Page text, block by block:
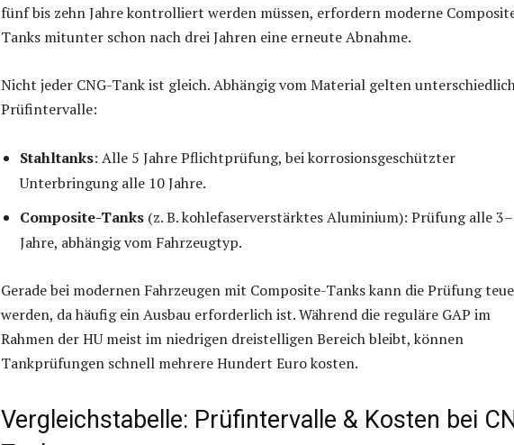
fünf bis zehn Jahre kontrolliert werden müssen, erfordern moderne
Tanks mitunter schon nach drei Jahren eine erneute Abnahme.
Nicht jeder CNG-Tank ist gleich. Abhängig vom Material gelten
Prüfintervalle:
Stahltanks: Alle 5 Jahre Pflichtprüfung, bei korrosionsgeschützter
Unterbringung alle 10 Jahre.
Composite-Tanks (z. B. kohlefaserverstärktes Aluminium): Prüfung alle
Jahre, abhängig vom Fahrzeugtyp.
Gerade bei modernen Fahrzeugen mit Composite-Tanks kann die Prüfung
werden, da häufig ein Ausbau erforderlich ist. Während die reguläre GAP im
Rahmen der HU meist im niedrigen dreistelligen Bereich bleibt, können
Tankprüfungen schnell mehrere Hundert Euro kosten.
Vergleichstabelle: Prüfintervalle & Kosten bei